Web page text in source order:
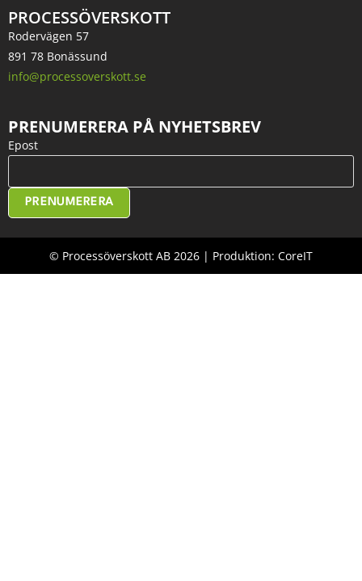
PROCESSÖVERSKOTT
Rodervägen 57
891 78 Bonässund
info@processoverskott.se
PRENUMERERA PÅ NYHETSBREV
Epost
PRENUMERERA
© Processöverskott AB 2026 | Produktion: CoreIT